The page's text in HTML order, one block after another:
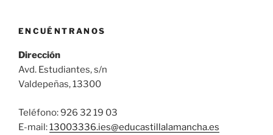
ENCUÉNTRANOS
Dirección
Avd. Estudiantes, s/n
Valdepeñas, 13300
Teléfono: 926 32 19 03
E-mail:13003336.ies@educastillalamancha.es